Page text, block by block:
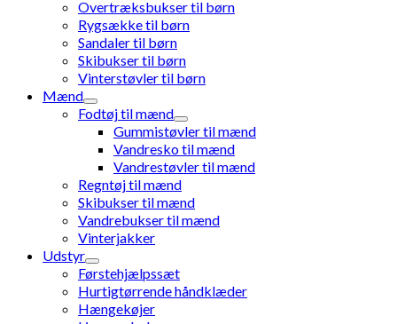
Overtræksbukser til børn
Rygsække til børn
Sandaler til børn
Skibukser til børn
Vinterstøvler til børn
Mænd
Fodtøj til mænd
Gummistøvler til mænd
Vandresko til mænd
Vandrestøvler til mænd
Regntøj til mænd
Skibukser til mænd
Vandrebukser til mænd
Vinterjakker
Udstyr
Førstehjælpssæt
Hurtigtørrende håndklæder
Hængekøjer